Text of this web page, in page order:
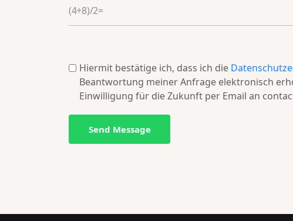
Hiermit bestätige ich, dass ich die
Beantwortung meiner Anfrage elektronisch
Einwilligung für die Zukunft per Email an
Send Message